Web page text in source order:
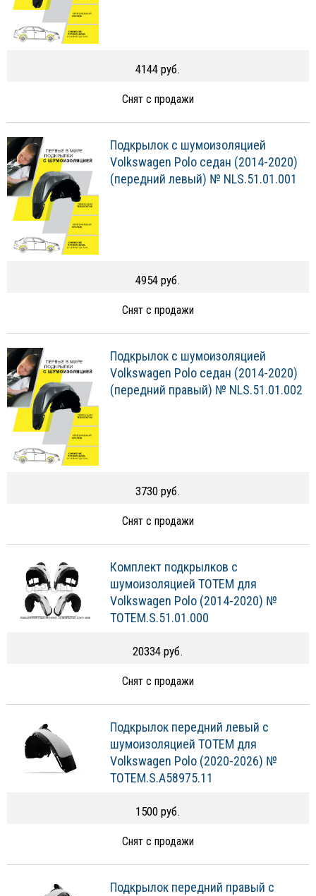
4144 руб.
Снят с продажи
Подкрылок с шумоизоляцией
Volkswagen Polo седан (2014-2020)
(передний левый) № NLS.51.01.001
4954 руб.
Снят с продажи
Подкрылок с шумоизоляцией
Volkswagen Polo седан (2014-2020)
(передний правый) № NLS.51.01.002
3730 руб.
Снят с продажи
Комплект подкрылков с
шумоизоляцией TOTEM для
Volkswagen Polo (2014-2020) №
TOTEM.S.51.01.000
20334 руб.
Снят с продажи
Подкрылок передний левый с
шумоизоляцией TOTEM для
Volkswagen Polo (2020-2026) №
TOTEM.S.A58975.11
1500 руб.
Снят с продажи
Подкрылок передний правый с